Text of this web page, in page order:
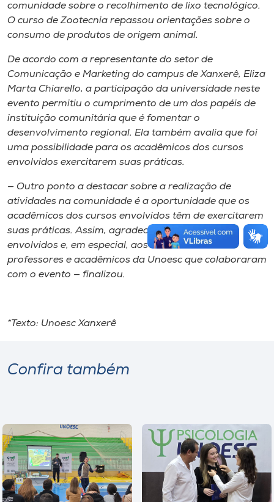
comunidade sobre o recolhimento de lixo tecnológico.
O curso de Zootecnia repassou orientações sobre o
consumo de produtos de origem animal.
De acordo com a representante do setor de
Comunicação e Marketing do campus de Xanxerê, Eliza
Marta Chiarello, a participação da universidade neste
evento permitiu o cumprimento de um dos papéis de
instituição comunitária que é fomentar o
desenvolvimento regional. Ela também avalia que foi
uma possibilidade para os acadêmicos dos cursos
envolvidos exercitarem suas práticas.
— Outro ponto a destacar sobre a realização de
atividades na comunidade é a oportunidade que os
acadêmicos dos cursos envolvidos têm de exercitarem
suas práticas. Assim, agradecemos a todos os
envolvidos e, em especial, aos coordenadores,
professores e acadêmicos da Unoesc que colaboraram
com o evento — finalizou.
*Texto: Unoesc Xanxerê
Confira também